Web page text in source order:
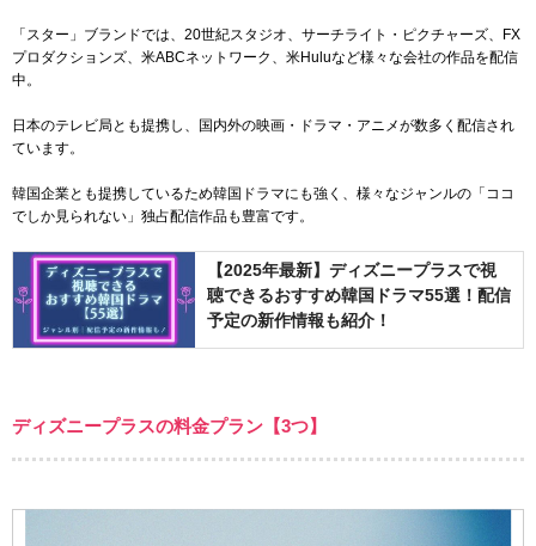
「スター」ブランドでは、20世紀スタジオ、サーチライト・ピクチャーズ、FX
プロダクションズ、米ABCネットワーク、米Huluなど様々な会社の作品を配信
中。
日本のテレビ局とも提携し、国内外の映画・ドラマ・アニメが数多く配信され
ています。
韓国企業とも提携しているため韓国ドラマにも強く、様々なジャンルの「ココ
でしか見られない」独占配信作品も豊富です。
【2025年最新】ディズニープラスで視
聴できるおすすめ韓国ドラマ55選！配信
予定の新作情報も紹介！
ディズニープラスの料金プラン【3つ】